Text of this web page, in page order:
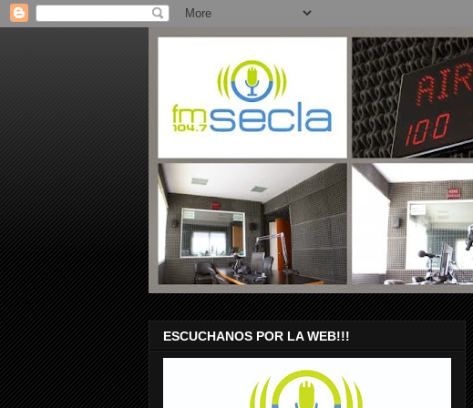
ESCUCHANOS POR LA WEB!!!